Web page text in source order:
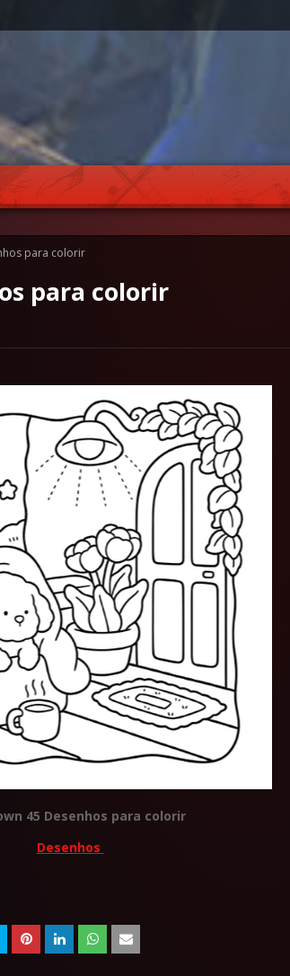
para colorir
para colorir
45 Desenhos para colorir
Desenhos